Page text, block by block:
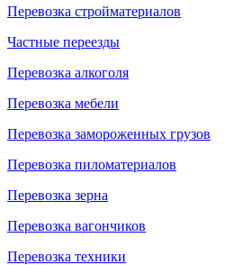
Перевозка стройматериалов
Частные переезды
Перевозка алкоголя
Перевозка мебели
Перевозка замороженных грузов
Перевозка пиломатериалов
Перевозка зерна
Перевозка вагончиков
Перевозка техники